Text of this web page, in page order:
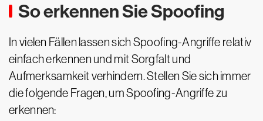
So erkennen Sie Spoofing
In vielen Fällen lassen sich Spoofing-Angriffe relativ
einfach erkennen und mit Sorgfalt und
Aufmerksamkeit verhindern. Stellen Sie sich immer
die folgende Fragen, um Spoofing-Angriffe zu
erkennen: